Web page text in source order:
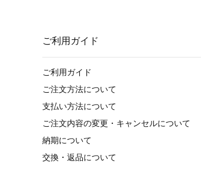
ご利用ガイド
ご利用ガイド
ご注文方法について
支払い方法について
ご注文内容の変更・キャンセルについて
納期について
交換・返品について